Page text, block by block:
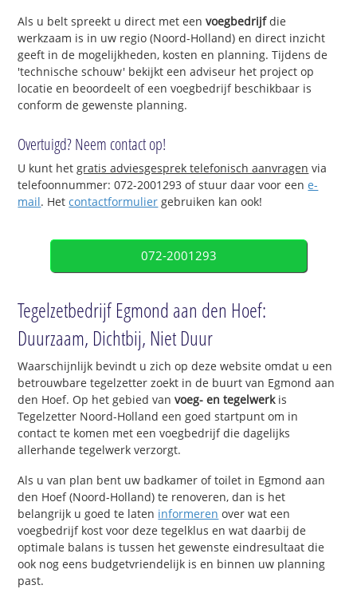
Als u belt spreekt u direct met eenvoegbedrijfdie
werkzaam is in uw regio (Noord-Holland) en direct inzicht
geeft in de mogelijkheden, kosten en planning. Tijdens de
'technische schouw' bekijkt een adviseur het project op
locatie en beoordeelt of een voegbedrijf beschikbaar is
conform de gewenste planning.
Overtuigd? Neem contact op!
U kunt hetgratis adviesgesprek telefonisch aanvragen via
telefoonnummer: 072-2001293 of stuur daar voor eene-
mail. Hetcontactformulier gebruiken kan ook!
072-2001293
Tegelzetbedrijf Egmond aan den Hoef:
Duurzaam, Dichtbij, Niet Duur
Waarschijnlijk bevindt u zich op deze website omdat u een
betrouwbare tegelzetter zoekt in de buurt van Egmond aan
den Hoef. Op het gebied van voeg- en tegelwerkis
Tegelzetter Noord-Holland een goed startpunt om in
contact te komen met een voegbedrijf die dagelijks
allerhande tegelwerk verzorgt.
Als u van plan bent uw badkamer of toilet in Egmond aan
den Hoef (Noord-Holland) te renoveren, dan is het
belangrijk u goed te laten informeren over wat een
voegbedrijf kost voor deze tegelklus en wat daarbij de
optimale balans is tussen het gewenste eindresultaat die
ook nog eens budgetvriendelijk is en binnen uw planning
past.